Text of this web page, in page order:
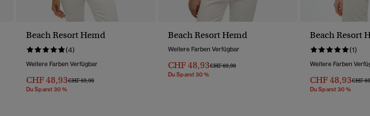
Beach Resort Hemd
(4)
Weitere Farben Verfügbar
CHF 48,93Preis Wurde Reduziert Von
CHF 69,90Bis
Du Sparst 30 %
Beach Resort Hemd
Weitere Farben Verfügbar
CHF 48,93Preis Wurde Reduziert Von
CHF 69,90Bis
Du Sparst 30 %
Beach Resort
(1)
Weitere Farben
CHF 48,93Preis
CHF
Du Sparst 30 %